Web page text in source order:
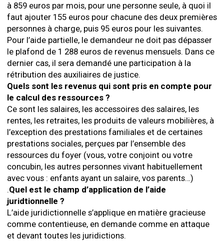
à 859 euros par mois, pour une personne seule, à quoi il
faut ajouter 155 euros pour chacune des deux premières
personnes à charge, puis 95 euros pour les suivantes.
Pour l’aide partielle, le demandeur ne doit pas dépasser
le plafond de 1 288 euros de revenus mensuels. Dans ce
dernier cas, il sera demandé une participation à la
rétribution des auxiliaires de justice.
Quels sont les revenus qui sont pris en compte pour
le calcul des ressources ?
Ce sont les salaires, les accessoires des salaires, les
rentes, les retraites, les produits de valeurs mobilières, à
l’exception des prestations familiales et de certaines
prestations sociales, perçues par l’ensemble des
ressources du foyer (vous, votre conjoint ou votre
concubin, les autres personnes vivant habituellement
avec vous : enfants ayant un salaire, vos parents…)
.Quel est le champ d’application de l’aide
juridtionnelle ?
L’aide juridictionnelle s’applique en matière gracieuse
comme contentieuse, en demande comme en attaque
et devant toutes les juridictions.